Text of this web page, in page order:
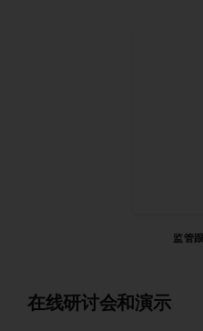
监管
在线研讨会和演示